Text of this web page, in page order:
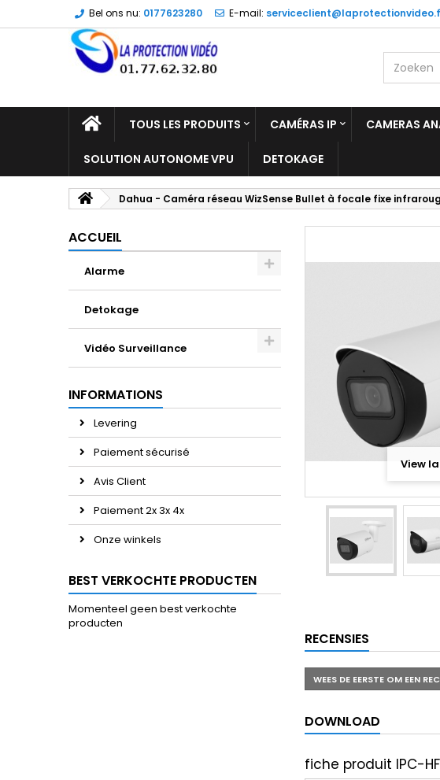
Bel ons nu: 0177623280 E-mail:
TOUS LES PRODUITS CAMÉRAS IP CAMERAS
SOLUTION AUTONOME VPU DETOKAGE
Dahua - Caméra réseau WizSense Bullet à focale fixe
ACCUEIL
Alarme
Detokage
Vidéo Surveillance
INFORMATIONS
Levering
Paiement sécurisé
Avis Client
Paiement 2x 3x 4x
Onze winkels
BEST VERKOCHTE PRODUCTEN
Momenteel geen best verkochte
producten
View
RECENSIES
WEES DE EERSTE OM EEN
DOWNLOAD
fiche produit IPC-